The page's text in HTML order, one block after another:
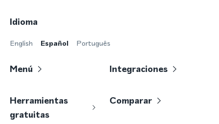
Idioma
English Español Português
Menú Integraciones
Herramientas
gratuitas
Comparar